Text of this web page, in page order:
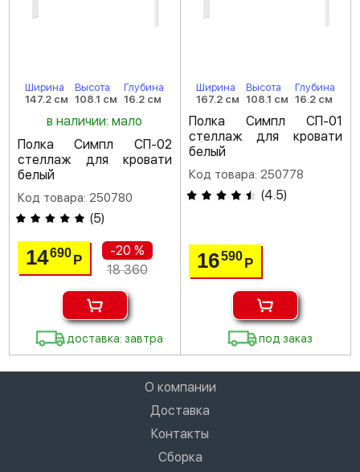
Ширина
147.2 см
Высота
108.1 см
Глубина
16.2 см
в наличии: мало
Полка Симпл СП-02
стеллаж для кровати
белый
Код товара: 250780
(5)
14690Р
-20 %
18 360
доставка: завтра
Ширина
167.2 см
Высота
108.1 см
Глубина
16.2 см
Полка Симпл СП-01
стеллаж для кровати
белый
Код товара: 250778
(4.5)
16590 Р
под заказ
О компании
Доставка
Контакты
Сборка